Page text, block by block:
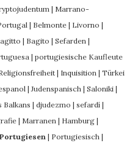
| Marrano-
| Belmonte | Livorno |
| Bagito | Sefarden |
| portugiesische Kaufleute
| Inquisition | Türkei
|Judenspanisch | Saloniki |
Balkans | djudezmo | sefardí |
| Marranen | Hamburg |
Portugiesen | Portugiesisch |